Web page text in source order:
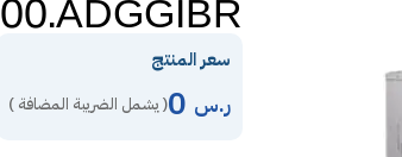
سعر المنتج
ر.س ( يشمل الضريبة المضافة )